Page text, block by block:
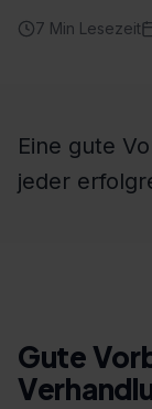
7 Min Lesezeit
Eine gute
jeder
Gute